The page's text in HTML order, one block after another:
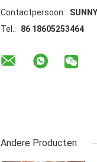
Contactpersoon:
SUNNY
Tel.:
86 18605253464
Andere Producten